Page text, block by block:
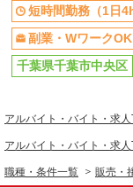
短時間勤務（1日
副業・WワークOK
千葉県千葉市中央区
アルバイト・バイト・求人
アルバイト・バイト・求人
職種・条件一覧 販売・